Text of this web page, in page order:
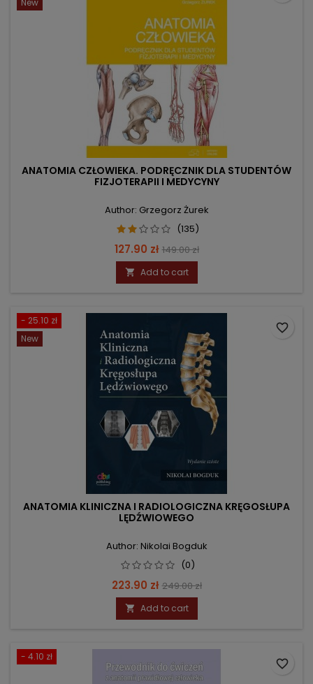
New
ANATOMIA CZŁOWIEKA. PODRĘCZNIK DLA STUDENTÓW
FIZJOTERAPII I MEDYCYNY
Author: Grzegorz Żurek
(135)
Price
127.90 zł Regular
price
149.00 zł
 Add to cart
- 25.10 zł
New
ANATOMIA KLINICZNA I RADIOLOGICZNA KRĘGOSŁUPA
LĘDŹWIOWEGO
Author: Nikolai Bogduk
(0)
Price
223.90 zł Regular
price
249.00 zł
 Add to cart
favorite_border
- 4.10 zł
favorite_border